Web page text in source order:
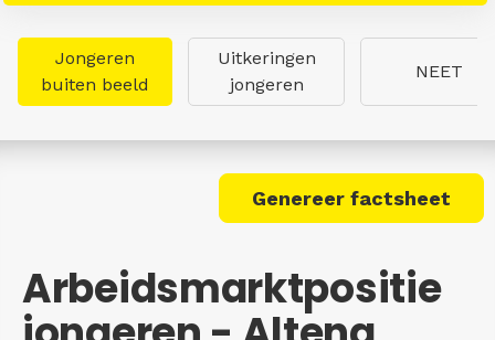
Jongeren
buiten beeld
Uitkeringen
jongeren
NEET
Genereer factsheet
Arbeidsmarktpositie